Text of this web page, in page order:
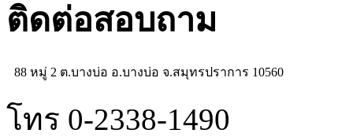
ติดต่อสอบถาม
88 หมู่ 2 ต.บางบ่อ อ.บางบ่อ จ.สมุทรปราการ 10560
โทร 0-2338-1490